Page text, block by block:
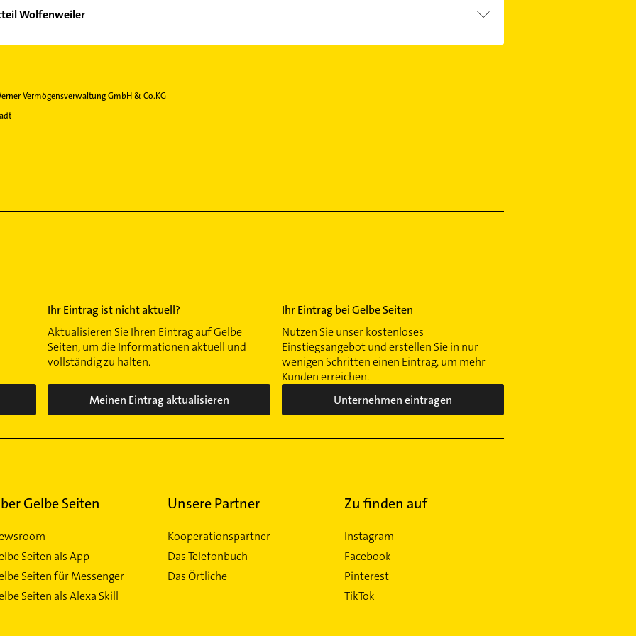
Wolfenweiler
Vermögensverwaltung GmbH & Co.KG
Ihr Eintrag ist nicht aktuell?
Aktualisieren Sie Ihren Eintrag auf Gelbe
Seiten, um die Informationen aktuell und
vollständig zu halten.
Meinen Eintrag aktualisieren
Ihr Eintrag bei Gelbe Seiten
Nutzen Sie unser kostenloses
Einstiegsangebot und erstellen Sie in nur
wenigen Schritten einen Eintrag, um mehr
Kunden erreichen.
Unternehmen eintragen
Gelbe Seiten
Seiten als App
Seiten für Messenger
Seiten als Alexa Skill
Unsere Partner
Kooperationspartner
Das Telefonbuch
Das Örtliche
Zu finden auf
Instagram
Facebook
Pinterest
TikTok